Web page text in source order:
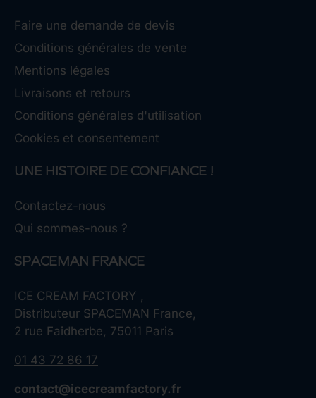
Faire une demande de devis
Conditions générales de vente
Mentions légales
Livraisons et retours
Conditions générales d'utilisation
Cookies et consentement
UNE HISTOIRE DE CONFIANCE !
Contactez-nous
Qui sommes-nous ?
SPACEMAN FRANCE
ICE CREAM FACTORY ,
Distributeur SPACEMAN France,
2 rue Faidherbe, 75011 Paris
01 43 72 86 17
contact@icecreamfactory.fr